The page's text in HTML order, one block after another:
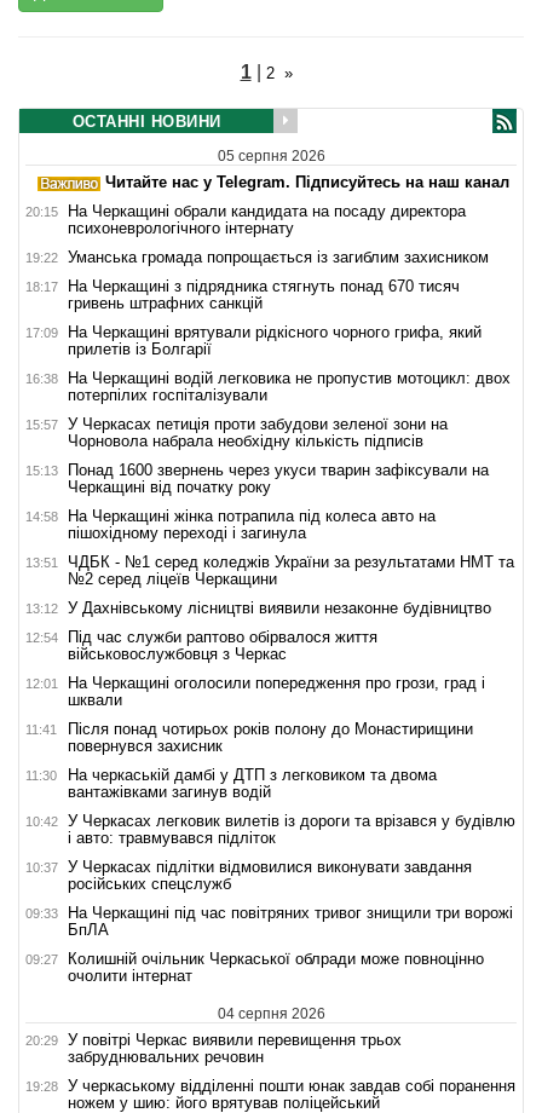
1| 2 »
ОСТАННІ НОВИНИ
05 серпня 2026
Читайте нас у Telegram. Підписуйтесь на наш канал
20:15
На Черкащині обрали кандидата на посаду директора
психоневрологічного інтернату
19:22 Уманська громада попрощається із загиблим захисником
18:17
На Черкащині з підрядника стягнуть понад 670 тисяч
гривень штрафних санкцій
17:09
На Черкащині врятували рідкісного чорного грифа, який
прилетів із Болгарії
16:38
На Черкащині водій легковика не пропустив мотоцикл: двох
потерпілих госпіталізували
15:57
У Черкасах петиція проти забудови зеленої зони на
Чорновола набрала необхідну кількість підписів
15:13
Понад 1600 звернень через укуси тварин зафіксували на
Черкащині від початку року
14:58
На Черкащині жінка потрапила під колеса авто на
пішохідному переході і загинула
13:51
ЧДБК - №1 серед коледжів України за результатами НМТ та
№2 серед ліцеїв Черкащини
13:12 У Дахнівському лісництві виявили незаконне будівництво
12:54
Під час служби раптово обірвалося життя
військовослужбовця з Черкас
12:01
На Черкащині оголосили попередження про грози, град і
шквали
11:41
Після понад чотирьох років полону до Монастирищини
повернувся захисник
11:30
На черкаській дамбі у ДТП з легковиком та двома
вантажівками загинув водій
10:42
У Черкасах легковик вилетів із дороги та врізався у будівлю
і авто: травмувався підліток
10:37
У Черкасах підлітки відмовилися виконувати завдання
російських спецслужб
09:33
На Черкащині під час повітряних тривог знищили три ворожі
БпЛА
09:27
Колишній очільник Черкаської облради може повноцінно
очолити інтернат
04 серпня 2026
20:29
У повітрі Черкас виявили перевищення трьох
забруднювальних речовин
19:28
У черкаському відділенні пошти юнак завдав собі поранення
ножем у шию: його врятував поліцейський